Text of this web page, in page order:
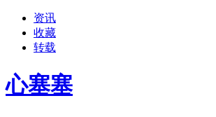
资讯
收藏
转载
心塞塞